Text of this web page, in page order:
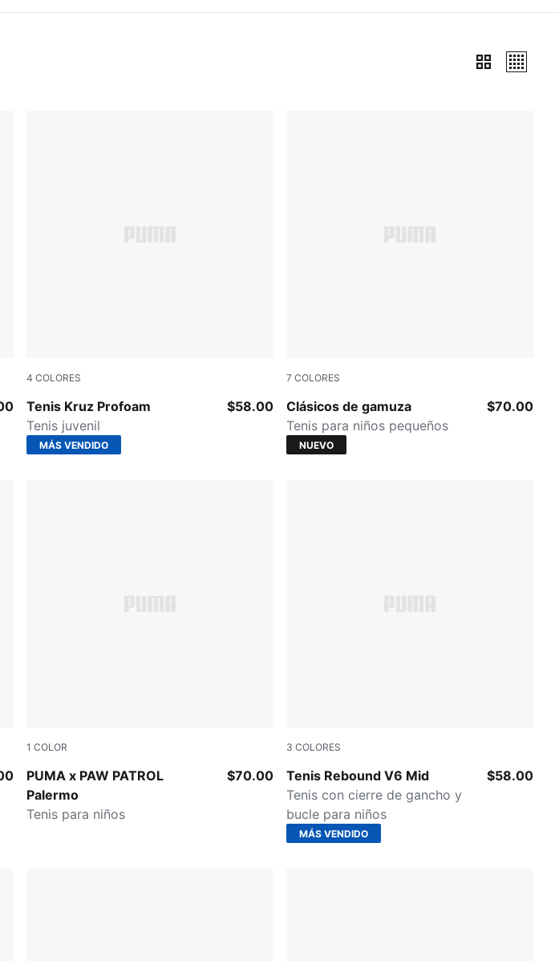
4 COLORES
Tenis Kruz Profoam
Puma Black-Puma White
Tenis juvenil
$58.00
MÁS VENDIDO
7 COLORES
Clásicos de gamuza
Cayenne Pepper-PUMA White
Tenis para niños pequeños
$70.00
NUEVO
1 COLOR
PUMA x PAW PATROL
Palermo
Snow Mountain Blue-PUMA Team Royal
Tenis para niños
$70.00
3 COLORES
Tenis Rebound V6 Mid
PUMA White-PUMA Black-For All Time Red
Tenis con cierre de gancho y
bucle para niños
$58.00
MÁS VENDIDO